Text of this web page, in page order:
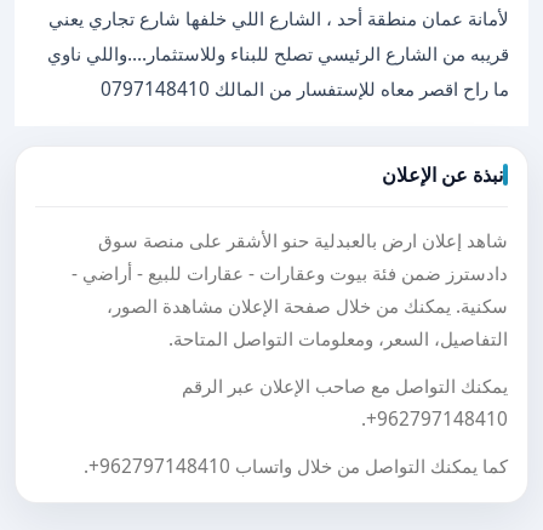
لأمانة عمان منطقة أحد ، الشارع اللي خلفها شارع تجاري يعني
قريبه من الشارع الرئيسي تصلح للبناء وللاستثمار….واللي ناوي
ما راح اقصر معاه للإستفسار من المالك 0797148410
نبذة عن الإعلان
شاهد إعلان ارض بالعبدلية حنو الأشقر على منصة سوق
دادسترز ضمن فئة بيوت وعقارات - عقارات للبيع - أراضي -
سكنية. يمكنك من خلال صفحة الإعلان مشاهدة الصور،
التفاصيل، السعر، ومعلومات التواصل المتاحة.
يمكنك التواصل مع صاحب الإعلان عبر الرقم
+962797148410
.
كما يمكنك التواصل من خلال واتساب +962797148410
.